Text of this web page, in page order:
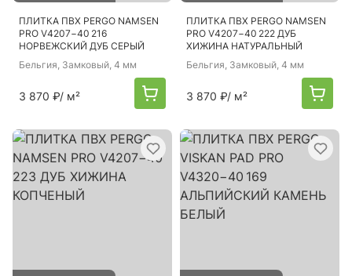
ПЛИТКА ПВХ PERGO NAMSEN
PRO V4207−40 216
НОРВЕЖСКИЙ ДУБ СЕРЫЙ
Бельгия, Замковый, 4 мм
3 870 ₽/ м²
ПЛИТКА ПВХ PERGO NAMSEN
PRO V4207−40 222 ДУБ
ХИЖИНА НАТУРАЛЬНЫЙ
Бельгия, Замковый, 4 мм
3 870 ₽/ м²